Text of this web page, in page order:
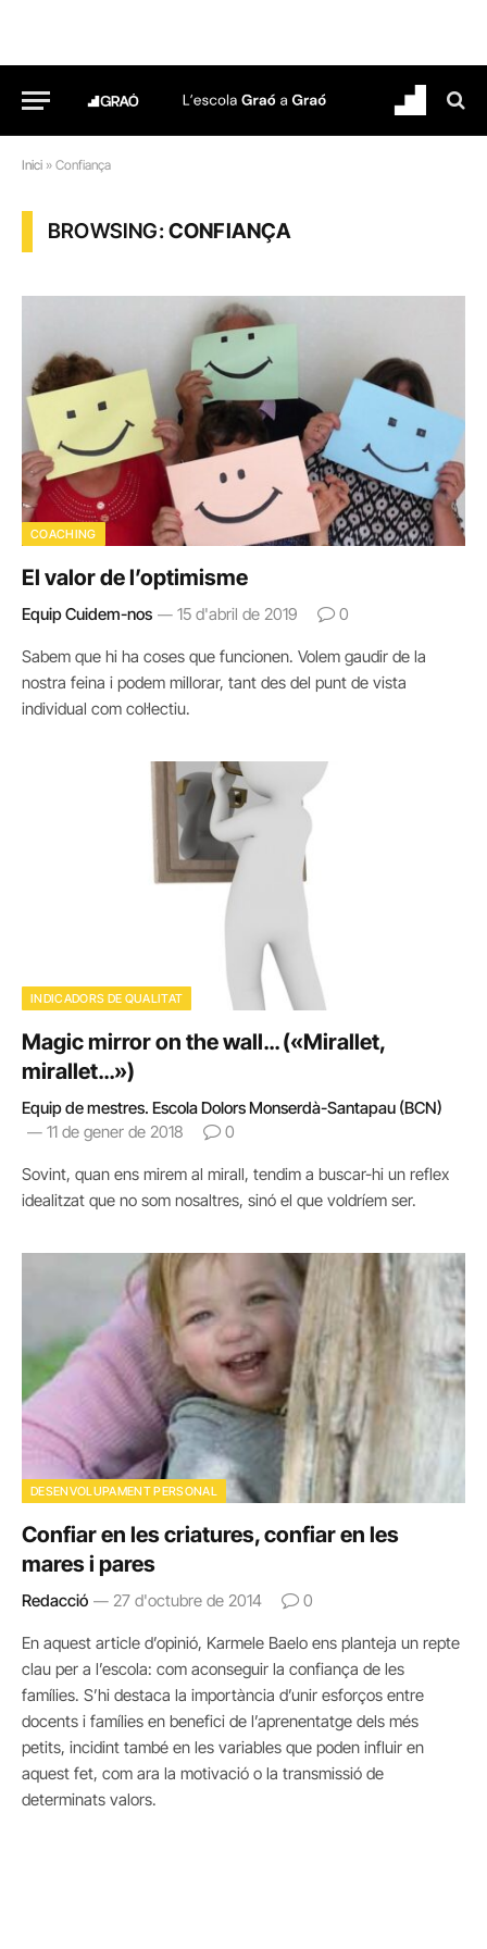
Inici » Confiança
BROWSING:CONFIANÇA
COACHING
El valor de l’optimisme
Equip Cuidem-nos 15 d'abril de 2019 0
Sabem que hi ha coses que funcionen. Volem gaudir de la
nostra feina i podem millorar, tant des del punt de vista
individual com col·lectiu.
INDICADORS DE QUALITAT
Magic mirror on the wall… («Mirallet,
mirallet…»)
Equip de mestres. Escola Dolors Monserdà-Santapau (BCN)
11 de gener de 2018
0
Sovint, quan ens mirem al mirall, tendim a buscar-hi un reflex
idealitzat que no som nosaltres, sinó el que voldríem ser.
DESENVOLUPAMENT PERSONAL
Confiar en les criatures, confiar en les
mares i pares
Redacció 27 d'octubre de 2014 0
En aquest article d’opinió, Karmele Baelo ens planteja un repte
clau per a l’escola: com aconseguir la confiança de les
famílies. S’hi destaca la importància d’unir esforços entre
docents i famílies en benefici de l’aprenentatge dels més
petits, incidint també en les variables que poden influir en
aquest fet, com ara la motivació o la transmissió de
determinats valors.